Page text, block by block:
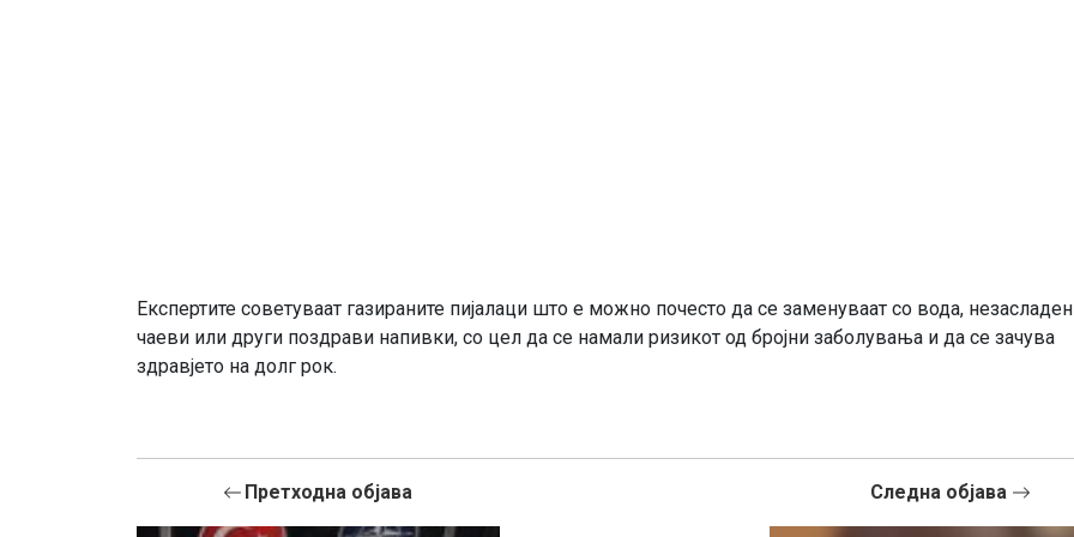
Експертите советуваат газираните пијалаци што е можно почесто да се заменуваат со вода,
чаеви или други поздрави напивки, со цел да се намали ризикот од бројни заболувања и да се зачува
здравјето на долг рок.
Претходна објава Следна објава